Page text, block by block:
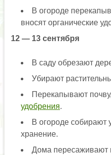
В огороде
вносят органические
12 — 13 сентября
В саду обрезают
Убирают
Перекапывают почву,
удобрения.
В огороде собирают
хранение.
Дома пересаживают